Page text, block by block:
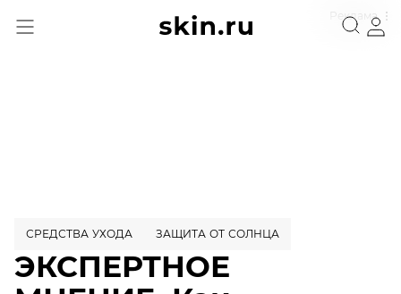
Реклама
СРЕДСТВА УХОДА ЗАЩИТА ОТ СОЛНЦА
ЭКСПЕРТНОЕ